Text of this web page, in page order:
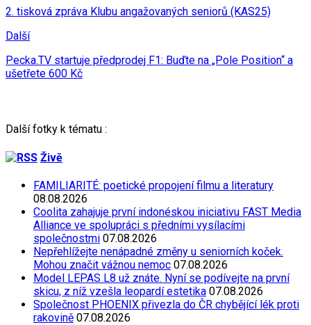
2. tisková zpráva Klubu angažovaných seniorů (KAS25)
Další
Pecka.TV startuje předprodej F1: Buďte na „Pole Position“ a
ušetřete 600 Kč
Další fotky k tématu :
Živě
FAMILIARITÉ: poetické propojení filmu a literatury
08.08.2026
Coolita zahajuje první indonéskou iniciativu FAST Media
Alliance ve spolupráci s předními vysílacími
společnostmi 07.08.2026
Nepřehlížejte nenápadné změny u seniorních koček.
Mohou značit vážnou nemoc 07.08.2026
Model LEPAS L8 už znáte. Nyní se podívejte na první
skicu, z níž vzešla leopardí estetika 07.08.2026
Společnost PHOENIX přivezla do ČR chybějící lék proti
rakovině 07.08.2026